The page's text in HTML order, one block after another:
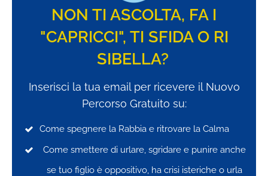
NON TI ASCOLTA, FA I
"CAPRICCI", TI SFIDA O RI
SIBELLA?
Inserisci la tua email per ricevere il Nuovo
Percorso Gratuito su:
Come spegnere la Rabbia e ritrovare la Calma
Come smettere di urlare, sgridare e punire anche
se tuo figlio è oppositivo, ha crisi isteriche o urla